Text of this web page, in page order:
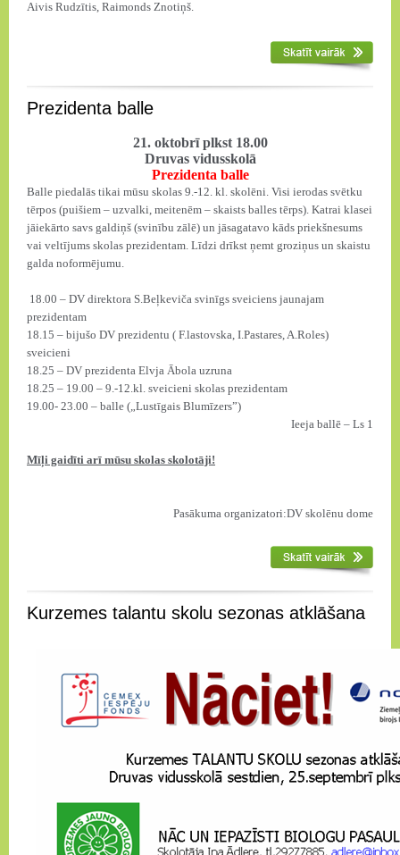
Aivis Rudzītis, Raimonds Znotiņš.
Prezidenta balle
21. oktobrī plkst 18.00
Druvas vidusskolā
Prezidenta balle
Balle piedalās tikai mūsu skolas 9.-12. kl. skolēni. Visi ierodas svētku
tērpos (puišiem – uzvalki, meitenēm – skaists balles tērps). Katrai klasei
jāiekārto savs galdiņš (svinību zālē) un jāsagatavo kāds priekšnesums
vai veltījums skolas prezidentam. Līdzi drīkst ņemt groziņus un skaistu
galda noformējumu.
18.00 – DV direktora S.Beļkeviča svinīgs sveiciens jaunajam
prezidentam
18.15 – bijušo DV prezidentu ( F.lastovska, I.Pastares, A.Roles)
sveicieni
18.25 – DV prezidenta Elvja Ābola uzruna
18.25 – 19.00 – 9.-12.kl. sveicieni skolas prezidentam
19.00- 23.00 – balle („Lustīgais Blumīzers”)
Ieeja ballē – Ls 1
Mīļi gaidīti arī mūsu skolas skolotāji!
Pasākuma organizatori:DV skolēnu dome
Kurzemes talantu skolu sezonas atklāšana